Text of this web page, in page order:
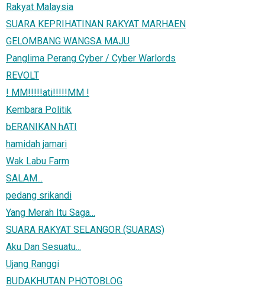
Rakyat Malaysia
SUARA KEPRIHATINAN RAKYAT MARHAEN
GELOMBANG WANGSA MAJU
Panglima Perang Cyber / Cyber Warlords
REVOLT
! MM!!!!!ati!!!!!MM !
Kembara Politik
bERANIKAN hATI
hamidah jamari
Wak Labu Farm
SALAM...
pedang srikandi
Yang Merah Itu Saga...
SUARA RAKYAT SELANGOR (SUARAS)
Aku Dan Sesuatu...
Ujang Ranggi
BUDAKHUTAN PHOTOBLOG